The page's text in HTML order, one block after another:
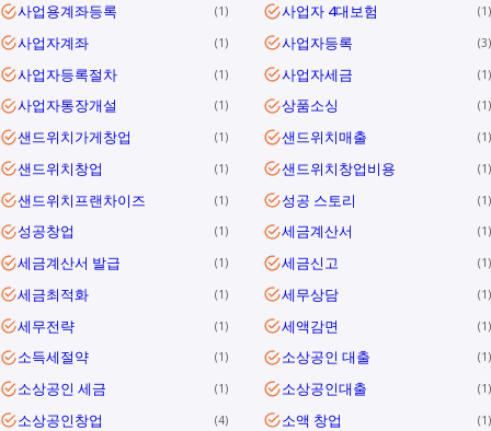
사업용계좌등록 1 사업자 4대보험 1
사업자계좌 1 사업자등록 3
사업자등록절차 1 사업자세금 1
사업자통장개설 1 상품소싱 1
샌드위치가게창업 1 샌드위치매출 1
샌드위치창업 1 샌드위치창업비용 1
샌드위치프랜차이즈 1 성공 스토리 1
성공창업 1 세금계산서 1
세금계산서 발급 1 세금신고 1
세금최적화 1 세무상담 1
세무전략 1 세액감면 1
소득세절약 1 소상공인 대출 1
소상공인 세금 1 소상공인대출 1
소상공인창업 4 소액 창업 1